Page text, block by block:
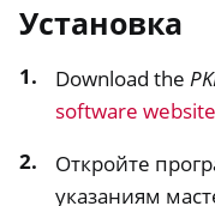
Установка
Download the
software website
Откройте
указаниям